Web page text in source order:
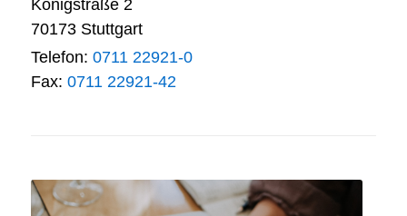
Königstraße 2
70173 Stuttgart
Telefon: 0711 22921-0
Fax: 0711 22921-42